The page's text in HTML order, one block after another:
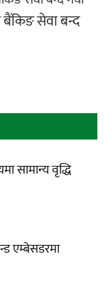
सेवा बन्द
सामान्य वृद्धि
एम्बेसडरमा